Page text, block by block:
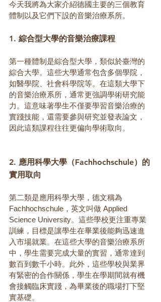
今天我將為大家介紹德國主要的三個教育
體制以及它們下設的音樂治療系所。
1. 綜合型大學的音樂治療課程
第一種體制是綜合型大學，類似於臺灣的
綜合大學。這些大學通常包含多個學院，
如醫學院、社會科學院等。在這類大學下
的音樂治療系所，通常更強調學術研究能
力。這意味著學生不僅要學習音樂治療的
實踐技能，還需要參與研究並發表論文，
因此這類課程往往更偏向學術取向。
2. 應用科學大學（Fachhochschule）的
實用取向
第二類是應用科學大學，德文稱為
Fachhochschule，英文叫做 Applied
Science University。這些學校更注重專業
訓練，目標是讓學生在畢業後能夠迅速進
入市場就業。在這些大學的音樂治療系所
中，學生需要完成大量的實習，通常達到
數百到數千小時。此外，這些學校與業界
有緊密的合作關係，學生在學期間就有機
會接觸臨床實踐，為畢業後的職場打下堅
實基礎。